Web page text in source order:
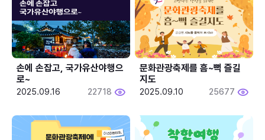
손에 손잡고, 국가유산야행으
로~
2025.09.16 22718
문화관광축제를 흠~뻑 즐길
지도
2025.09.10 25677